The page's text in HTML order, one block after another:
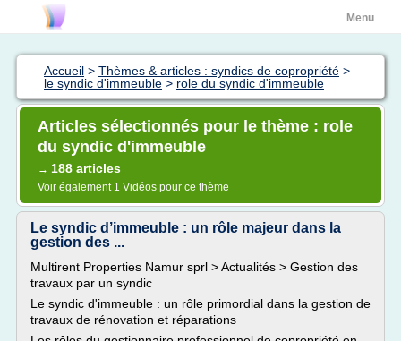
Menu
Accueil > Thèmes & articles : syndics de copropriété >
le syndic d'immeuble > role du syndic d'immeuble
Articles sélectionnés pour le thème : role
du syndic d'immeuble
→ 188 articles
Voir également 1 Vidéos pour ce thème
Le syndic d’immeuble : un rôle majeur dans la
gestion des ...
Multirent Properties Namur sprl > Actualités > Gestion des
travaux par un syndic
Le syndic d'immeuble : un rôle primordial dans la gestion de
travaux de rénovation et réparations